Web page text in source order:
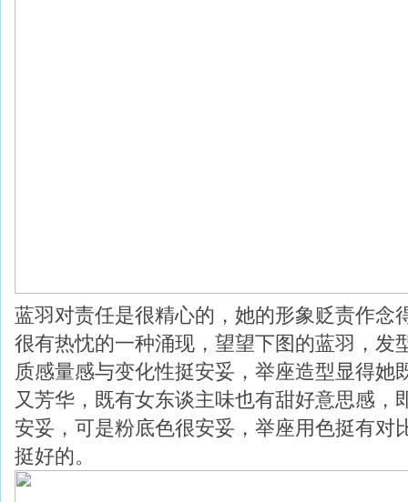
蓝羽对责任是很精心的，她的形象贬责作念
很有热忱的一种涌现，望望下图的蓝羽，发
质感量感与变化性挺安妥，举座造型显得她
又芳华，既有女东谈主味也有甜好意思感，
安妥，可是粉底色很安妥，举座用色挺有对
挺好的。